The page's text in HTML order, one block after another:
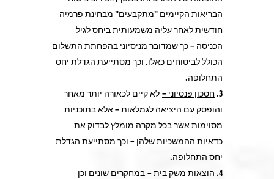
הבריאות הקיימים "מתקבעים" מבחינת פרמיה
חודשית לאחר עליה משמעותית ביחס לגיל
הכניסה – כך שמדובר מניסיוני בהפחתת התשלום
הכולל לביטוחים כאלו, וכך מסתייעת הגדלת יחס
התחלופה.
חסכון פנסיוני – לא קיים לכאורה יותר מאחר
והופסק עם היציאה לגמלאות – אלא בתוכניות
מסוימות אשר בכל מקרה מומלץ לבדוק את
כדאיות ההמשכיות שלהן – וכך מסתייעת הגדלת
יחס התחלופה.
הוצאות משק בית – במחקרים שונים וכן